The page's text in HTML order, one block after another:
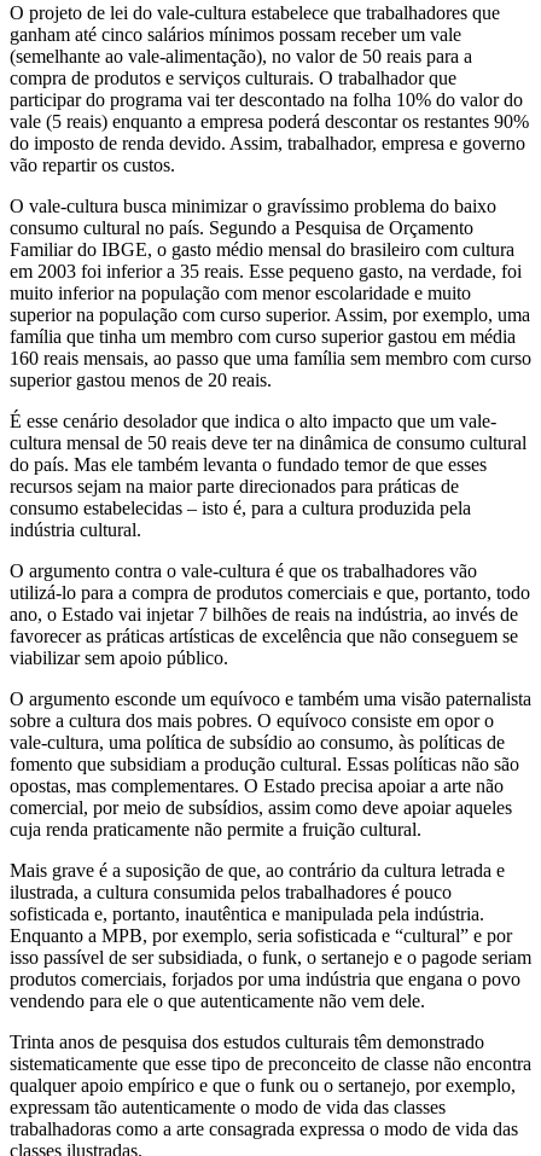
O projeto de lei do vale-cultura estabelece que trabalhadores que
ganham até cinco salários mínimos possam receber um vale
(semelhante ao vale-alimentação), no valor de 50 reais para a
compra de produtos e serviços culturais. O trabalhador que
participar do programa vai ter descontado na folha 10% do valor do
vale (5 reais) enquanto a empresa poderá descontar os restantes 90%
do imposto de renda devido. Assim, trabalhador, empresa e governo
vão repartir os custos.
O vale-cultura busca minimizar o gravíssimo problema do baixo
consumo cultural no país. Segundo a Pesquisa de Orçamento
Familiar do IBGE, o gasto médio mensal do brasileiro com cultura
em 2003 foi inferior a 35 reais. Esse pequeno gasto, na verdade, foi
muito inferior na população com menor escolaridade e muito
superior na população com curso superior. Assim, por exemplo, uma
família que tinha um membro com curso superior gastou em média
160 reais mensais, ao passo que uma família sem membro com curso
superior gastou menos de 20 reais.
É esse cenário desolador que indica o alto impacto que um vale-
cultura mensal de 50 reais deve ter na dinâmica de consumo cultural
do país. Mas ele também levanta o fundado temor de que esses
recursos sejam na maior parte direcionados para práticas de
consumo estabelecidas – isto é, para a cultura produzida pela
indústria cultural.
O argumento contra o vale-cultura é que os trabalhadores vão
utilizá-lo para a compra de produtos comerciais e que, portanto, todo
ano, o Estado vai injetar 7 bilhões de reais na indústria, ao invés de
favorecer as práticas artísticas de excelência que não conseguem se
viabilizar sem apoio público.
O argumento esconde um equívoco e também uma visão paternalista
sobre a cultura dos mais pobres. O equívoco consiste em opor o
vale-cultura, uma política de subsídio ao consumo, às políticas de
fomento que subsidiam a produção cultural. Essas políticas não são
opostas, mas complementares. O Estado precisa apoiar a arte não
comercial, por meio de subsídios, assim como deve apoiar aqueles
cuja renda praticamente não permite a fruição cultural.
Mais grave é a suposição de que, ao contrário da cultura letrada e
ilustrada, a cultura consumida pelos trabalhadores é pouco
sofisticada e, portanto, inautêntica e manipulada pela indústria.
Enquanto a MPB, por exemplo, seria sofisticada e “cultural” e por
isso passível de ser subsidiada, o funk, o sertanejo e o pagode seriam
produtos comerciais, forjados por uma indústria que engana o povo
vendendo para ele o que autenticamente não vem dele.
Trinta anos de pesquisa dos estudos culturais têm demonstrado
sistematicamente que esse tipo de preconceito de classe não encontra
qualquer apoio empírico e que o funk ou o sertanejo, por exemplo,
expressam tão autenticamente o modo de vida das classes
trabalhadoras como a arte consagrada expressa o modo de vida das
classes ilustradas.